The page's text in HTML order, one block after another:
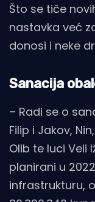
Što se tiče
nastavka već
donosi i neke
Sanacija
– Radi se o
Filip i Jakov,
Olib te luci Veli
planirani u
infrastrukturu,